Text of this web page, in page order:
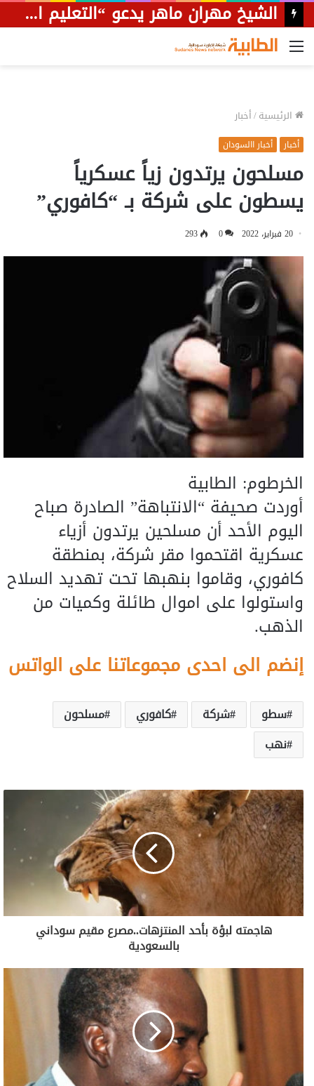
مصادر: غارات جوية عنيفة للجيش صباح اليوم تدمر مركبات وجرار يحمل عتادا حربيا وتقتل العشرات في “حمرة الوز وأم بادر وسودري والجمامة”.
القائمة
الرئيسية/أخبار
أخبار أخبار االسودان
مسلحون يرتدون زياً عسكرياً
يسطون على شركة بـ “كافوري”
20 فبراير، 2022 0
293
الخرطوم: الطابية
أوردت صحيفة “الانتباهة” الصادرة صباح
اليوم الأحد أن مسلحين يرتدون أزياء
عسكرية اقتحموا مقر شركة، بمنطقة
كافوري، وقاموا بنهبها تحت تهديد السلاح
واستولوا على اموال طائلة وكميات من
الذهب.
إنضم الى احدى مجموعاتنا على الواتس
سطو شركة كافوري
مسلحون
نهب
هاجمته لبؤة بأحد المنتزهات..مصرع مقيم سوداني
بالسعودية